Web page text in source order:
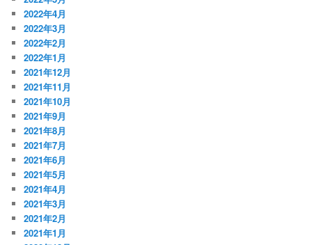
2022年4月
2022年3月
2022年2月
2022年1月
2021年12月
2021年11月
2021年10月
2021年9月
2021年8月
2021年7月
2021年6月
2021年5月
2021年4月
2021年3月
2021年2月
2021年1月